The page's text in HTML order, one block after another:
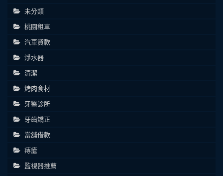
未分類
桃園租車
汽車貸款
淨水器
清潔
烤肉食材
牙醫診所
牙齒矯正
當舖借款
痔瘡
監視器推薦